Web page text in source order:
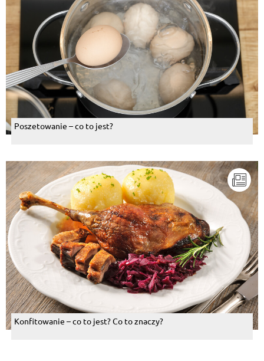
Poszetowanie – co to jest?
Konfitowanie – co to jest? Co to znaczy?